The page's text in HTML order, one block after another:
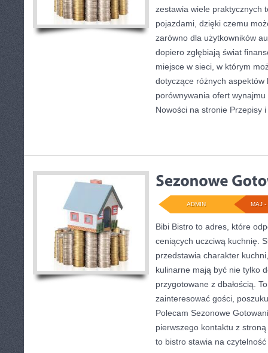
zestawia wiele praktycznych
pojazdami, dzięki czemu
zarówno dla użytkowników
dopiero zgłębiają świat
miejsce w sieci, w którym
dotyczące różnych
porównywania ofert
Nowości na stronie Przepisy
MAJ -
ADMIN
Bibi Bistro to adres, które
ceniących uczciwą kuchnię.
przedstawia charakter
kulinarne mają być nie tylko
przygotowane z dbałością.
zainteresować gości,
Polecam Sezonowe
pierwszego kontaktu z
to bistro stawia na